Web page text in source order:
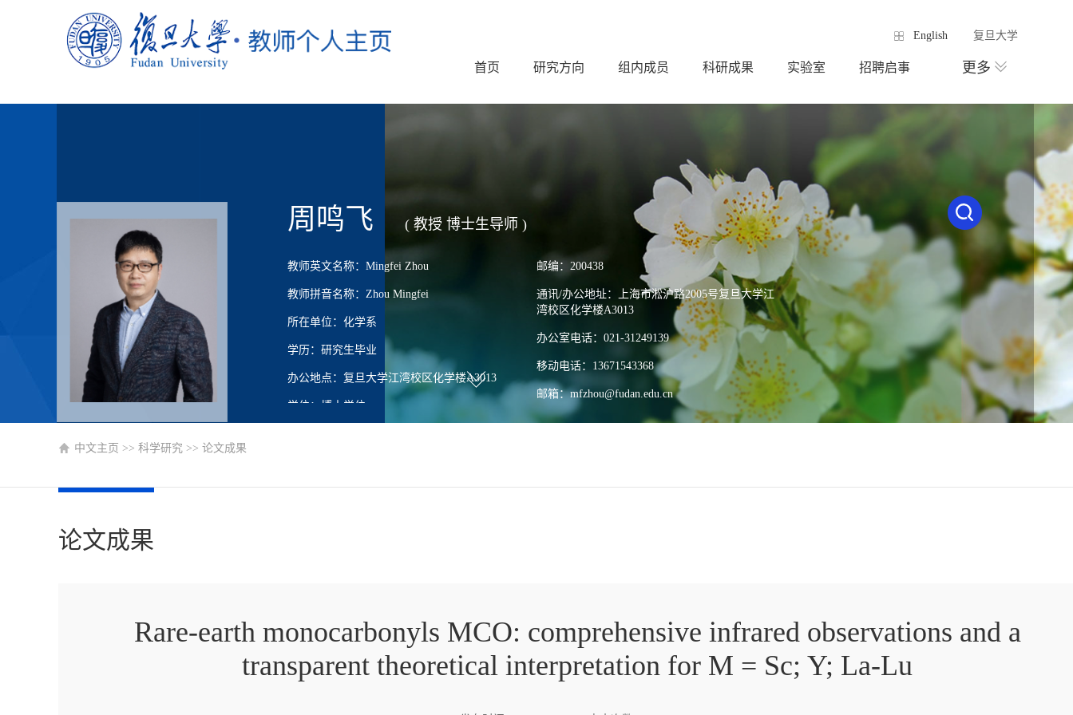
English 复旦大学
首页 研究方向 组内成员 科研成果 实验室 招聘启事 更多
周鸣飞 ( 教授 博士生导师 )
教师英文名称：Mingfei Zhou
教师拼音名称：Zhou Mingfei
所在单位：化学系
学历：研究生毕业
办公地点：复旦大学江湾校区化学楼A3013
学位：博士学位
邮编：200438
通讯/办公地址：上海市淞沪路2005号复旦大学江
湾校区化学楼A3013
办公室电话：021-31249139
移动电话：13671543368
邮箱：mfzhou@fudan.edu.cn
中文主页 >> 科学研究 >> 论文成果
论文成果
Rare-earth monocarbonyls MCO: comprehensive infrared observations and a
transparent theoretical interpretation for M = Sc; Y; La-Lu